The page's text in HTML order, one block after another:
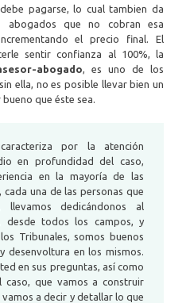
pagarse, lo cual tambien da
abogados que no cobran esa
el precio final. El
sentir confianza al 100%, la
abogado , es uno de los
ella, no es posible llevar bien un
que éste sea.
por la atención
en profundidad del caso,
en la mayoría de las
cada una de las personas que
llevamos dedicándonos al
desde todos los campos, y
Tribunales, somos buenos
desenvoltura en los mismos.
en sus preguntas, así como
caso, que vamos a construir
a decir y detallar lo que